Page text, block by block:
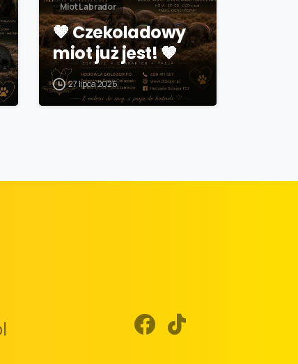
Miot Labrador
🤎 Czekoladowy
miot już jest! 🤎
27 lipca 2026